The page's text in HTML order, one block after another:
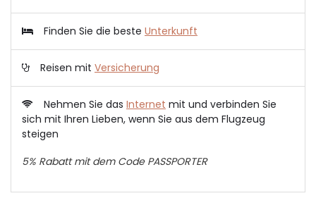
Finden Sie die beste Unterkunft
Reisen mit Versicherung
Nehmen Sie das Internet mit und verbinden Sie
sich mit Ihren Lieben, wenn Sie aus dem Flugzeug
steigen
5% Rabatt mit dem Code PASSPORTER